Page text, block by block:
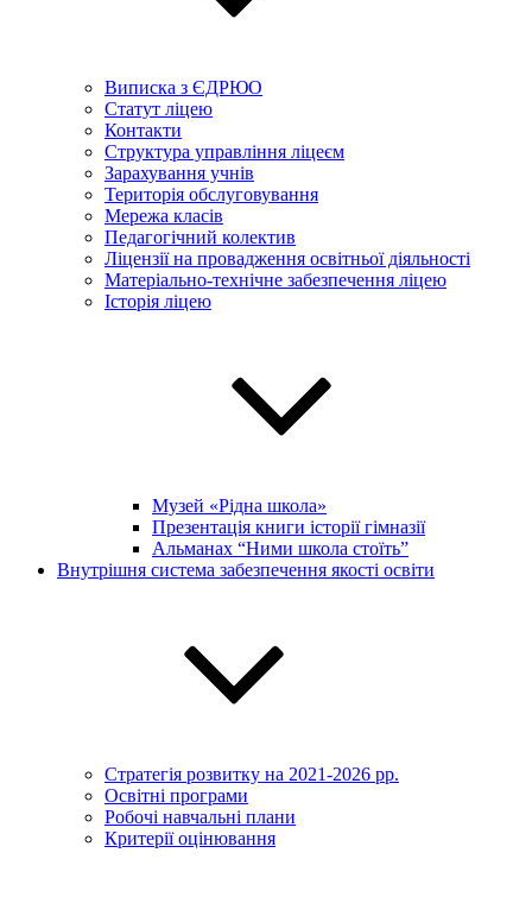
Виписка з ЄДРЮО
Статут ліцею
Контакти
Структура управління ліцеєм
Зарахування учнів
Територія обслуговування
Мережа класів
Педагогічний колектив
Ліцензії на провадження освітньої діяльності
Матеріально-технічне забезпечення ліцею
Історія ліцею
Музей «Рідна школа»
Презентація книги історії гімназії
Альманах “Ними школа стоїть”
Внутрішня система забезпечення якості освіти
Стратегія розвитку на 2021-2026 рр.
Освітні програми
Робочі навчальні плани
Критерії оцінювання